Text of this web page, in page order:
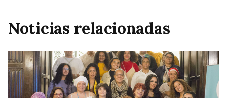
Noticias relacionadas